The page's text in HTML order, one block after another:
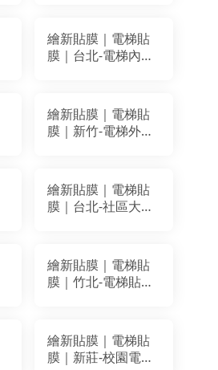
PM003
繪新貼膜｜電梯貼
膜｜台北-電梯內箱
繪新貼膜｜電梯貼
膜｜新竹-電梯外門
繪新貼膜｜電梯貼
膜｜台北-社區大樓
NS119
繪新貼膜｜電梯貼
膜｜竹北-電梯貼膜
繪新貼膜｜電梯貼
膜｜新莊-校園電梯